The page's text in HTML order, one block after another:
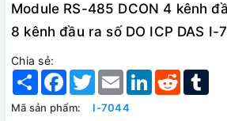
Module RS-485 DCON 4 kênh
8 kênh đầu ra số DO ICP DAS I-
Chia sẻ:
Share Facebook
TwitterEmail LinkedInReddit
Mã sản phẩm:
I-7044